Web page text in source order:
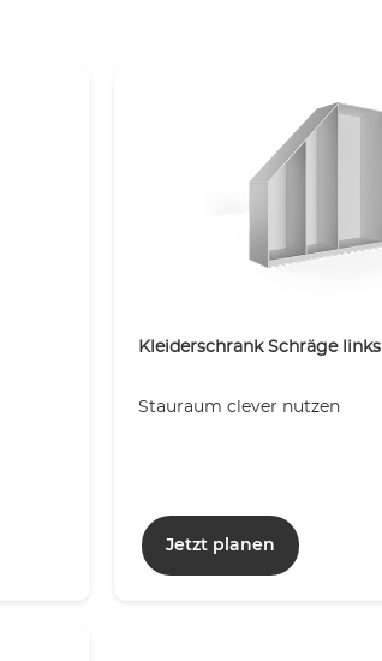
Kleiderschrank Schräge links
Stauraum clever nutzen
Jetzt planen